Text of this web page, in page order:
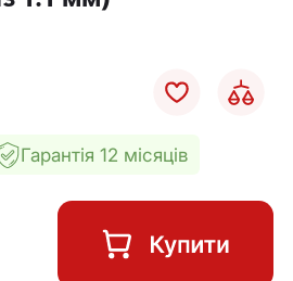
Гарантія 12 місяців